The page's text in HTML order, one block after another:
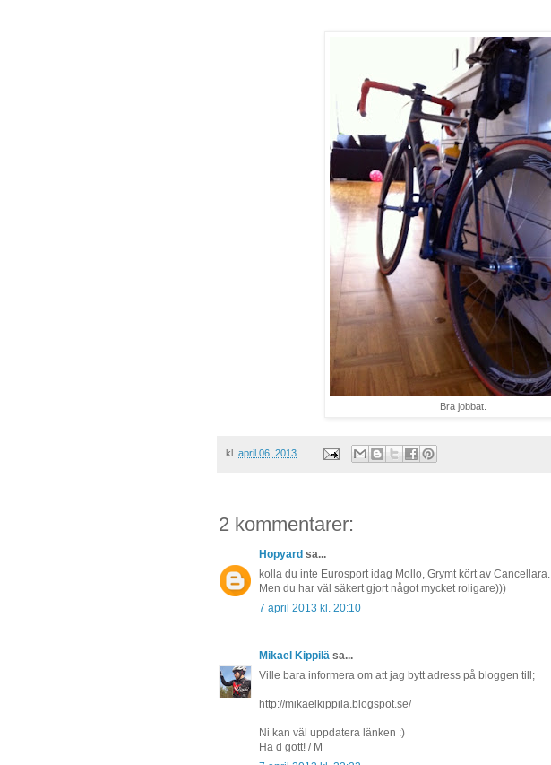
Bra jobbat.
kl. april 06, 2013
2 kommentarer:
Hopyard sa...
kolla du inte Eurosport idag Mollo, Grymt kört av Cancellara.
Men du har väl säkert gjort något mycket roligare)))
7 april 2013 kl. 20:10
Mikael Kippilä sa...
Ville bara informera om att jag bytt adress på bloggen till;
http://mikaelkippila.blogspot.se/
Ni kan väl uppdatera länken :)
Ha d gott! / M